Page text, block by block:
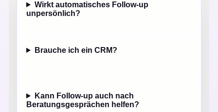
Wirkt automatisches Follow-up
unpersönlich?
Brauche ich ein CRM?
Kann Follow-up auch nach
Beratungsgesprächen helfen?